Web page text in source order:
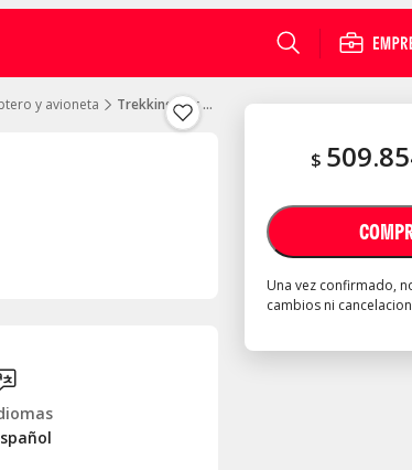
y avioneta Trekking por el volcán Lanín
$
Una vez confirmado,
cambios ni